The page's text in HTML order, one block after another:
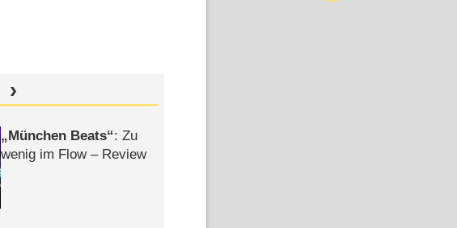
München Beats : Zu
wenig im Flow – Review